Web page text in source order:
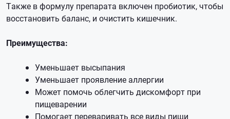
Также в формулу препарата включен пробиотик, чтобы
восстановить баланс, и очистить кишечник.
Преимущества:
Уменьшает высыпания
Уменьшает проявление аллергии
Может помочь облегчить дискомфорт при
пищеварении
Помогает переваривать все виды пищи